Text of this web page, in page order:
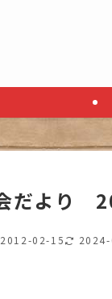
だより
2012-02-15